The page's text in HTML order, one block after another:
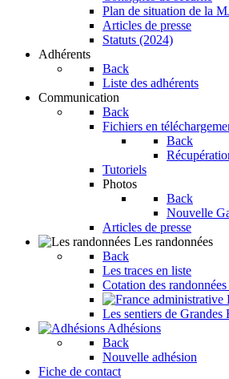
Plan de situation de la
Articles de presse
Statuts (2024)
Adhérents
Back
Liste des adhérents
Communication
Back
Fichiers en
Back
Tutoriels
Photos
Back
Nouvelle
Articles de presse
Les randonnées
Back
Les traces en liste
Cotation des
Les sentiers de Grandes
Adhésions
Back
Nouvelle adhésion
Fiche de contact